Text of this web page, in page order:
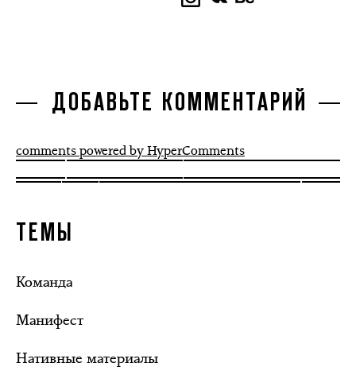
ДОБАВЬТЕ КОММЕНТАРИЙ
comments powered by HyperComments
ТЕМЫ
Команда
Манифест
Нативные материалы